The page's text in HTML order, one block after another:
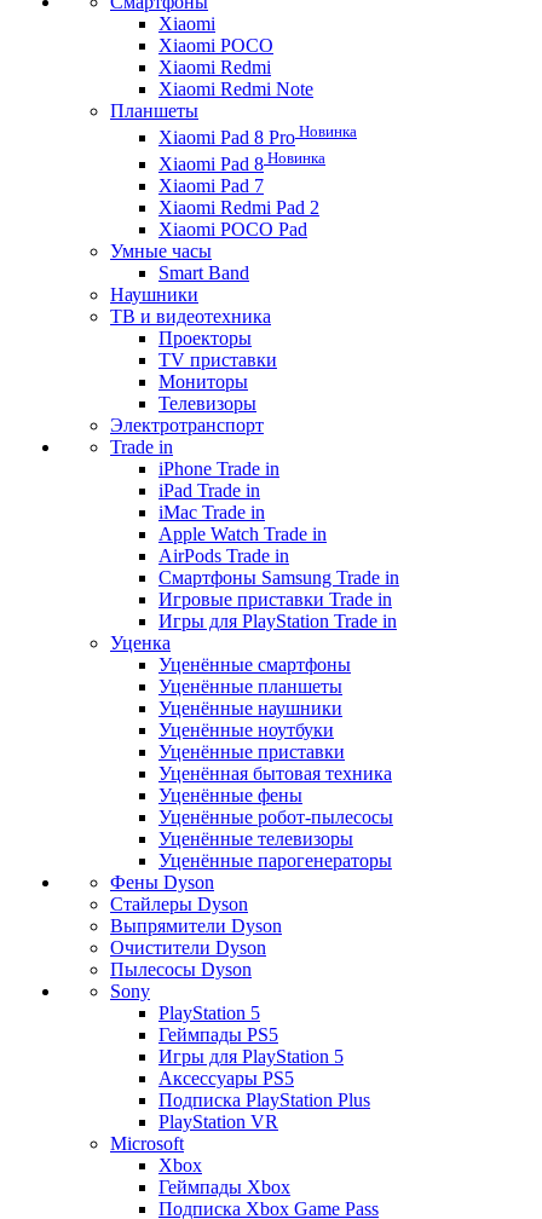
Xiaomi
Xiaomi POCO
Xiaomi Redmi
Xiaomi Redmi Note
Планшеты
Xiaomi Pad 8 Pro Новинка
Xiaomi Pad 8 Новинка
Xiaomi Pad 7
Xiaomi Redmi Pad 2
Xiaomi POCO Pad
Умные часы
Smart Band
Наушники
ТВ и видеотехника
Проекторы
TV приставки
Мониторы
Телевизоры
Электротранспорт
Trade in
iPhone Trade in
iPad Trade in
iMac Trade in
Apple Watch Trade in
AirPods Trade in
Смартфоны Samsung Trade in
Игровые приставки Trade in
Игры для PlayStation Trade in
Уценка
Уценённые смартфоны
Уценённые планшеты
Уценённые наушники
Уценённые ноутбуки
Уценённые приставки
Уценённая бытовая техника
Уценённые фены
Уценённые робот-пылесосы
Уценённые телевизоры
Уценённые парогенераторы
Фены Dyson
Стайлеры Dyson
Выпрямители Dyson
Очистители Dyson
Пылесосы Dyson
Sony
PlayStation 5
Геймпады PS5
Игры для PlayStation 5
Аксессуары PS5
Подписка PlayStation Plus
PlayStation VR
Microsoft
Xbox
Геймпады Xbox
Подписка Xbox Game Pass